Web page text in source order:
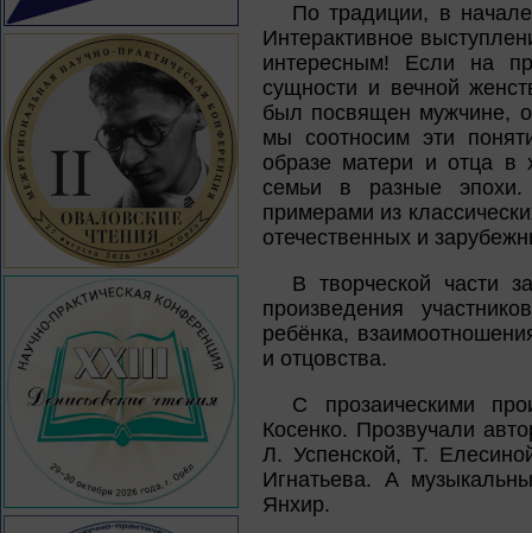
По традиции, в
Интерактивное
интересным! Если на
сущности и вечной
был посвящен мужчине,
мы соотносим эти
образе матери и отца в
семьи в разные эпохи.
примерами из
отечественных и
В творческой части
произведения
ребёнка,
и отцовства.
С прозаическими
Косенко. Прозвучали
Л. Успенской, Т.
Игнатьева. А
Янхир.